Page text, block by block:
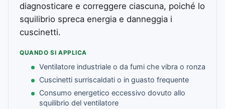
diagnosticare e correggere ciascuna, poiché lo
squilibrio spreca energia e danneggia i
cuscinetti.
QUANDO SI APPLICA
Ventilatore industriale o da fumi che vibra o ronza
Cuscinetti surriscaldati o in guasto frequente
Consumo energetico eccessivo dovuto allo
squilibrio del ventilatore